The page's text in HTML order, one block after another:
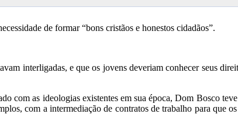
de formar “bons cristãos e honestos cidadãos”.
interligadas, e que os jovens deveriam conhecer seus
com as ideologias existentes em sua época, Dom Bosco
com a intermediação de contratos de trabalho para que